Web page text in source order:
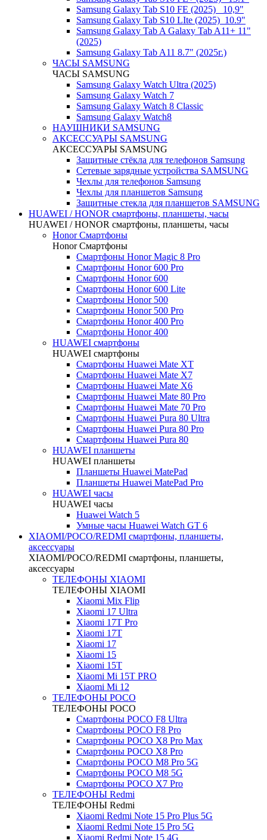
Samsung Galaxy Tab S10 FE (2025)_ 10,9"
Samsung Galaxy Tab S10 LIte (2025)_10.9"
Samsung Galaxy Tab A Galaxy Tab A11+ 11"
(2025)
Samsung Galaxy Tab A11 8.7" (2025г.)
ЧАСЫ SAMSUNG
ЧАСЫ SAMSUNG
Samsung Galaxy Watch Ultra (2025)
Samsung Galaxy Watch 7
Samsung Galaxy Watch 8 Classic
Samsung Galaxy Watch8
НАУШНИКИ SAMSUNG
АКСЕССУАРЫ SAMSUNG
АКСЕССУАРЫ SAMSUNG
Защитные стёкла для телефонов Samsung
Сетевые зарядные устройства SAMSUNG
Чехлы для телефонов Samsung
Чехлы для планшетов Samsung
Защитные стекла для планшетов SAMSUNG
HUAWEI / HONOR cмартфоны, планшеты, часы
HUAWEI / HONOR cмартфоны, планшеты, часы
Honor Смартфоны
Honor Смартфоны
Смартфоны Honor Magic 8 Pro
Смартфоны Honor 600 Pro
Смартфоны Honor 600
Смартфоны Honor 600 Lite
Смартфоны Honor 500
Смартфоны Honor 500 Pro
Смартфоны Honor 400 Pro
Смартфоны Honor 400
HUAWEI cмартфоны
HUAWEI cмартфоны
Смартфоны Huawei Mate XT
Смартфоны Huawei Mate X7
Смартфоны Huawei Mate X6
Смартфоны Huawei Mate 80 Pro
Смартфоны Huawei Mate 70 Pro
Смартфоны Huawei Pura 80 Ultra
Смартфоны Huawei Pura 80 Pro
Смартфоны Huawei Pura 80
HUAWEI планшеты
HUAWEI планшеты
Планшеты Huawei MatePad
Планшеты Huawei MatePad Pro
HUAWEI часы
HUAWEI часы
Huawei Watch 5
Умные часы Huawei Watch GT 6
XIAOMI/POCO/REDMI cмартфоны, планшеты,
аксессуары
XIAOMI/POCO/REDMI cмартфоны, планшеты,
аксессуары
ТЕЛЕФОНЫ XIAOMI
ТЕЛЕФОНЫ XIAOMI
Xiaomi Mix Flip
Xiaomi 17 Ultra
Xiaomi 17T Pro
Xiaomi 17T
Xiaomi 17
Xiaomi 15
Xiaomi 15T
Xiaomi Mi 15T PRO
Xiaomi Mi 12
ТЕЛЕФОНЫ POCO
ТЕЛЕФОНЫ POCO
Смартфоны POCO F8 Ultra
Смартфоны POCO F8 Pro
Смартфоны POCO X8 Pro Max
Смартфоны POCO X8 Pro
Смартфоны POCO M8 Pro 5G
Смартфоны POCO M8 5G
Смартфоны POCO X7 Pro
ТЕЛЕФОНЫ Redmi
ТЕЛЕФОНЫ Redmi
Xiaomi Redmi Note 15 Pro Plus 5G
Xiaomi Redmi Note 15 Pro 5G
Xiaomi Redmi Note 15 4G